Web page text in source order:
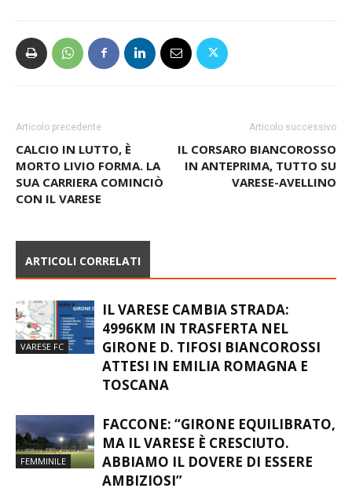
Articolo precedente
CALCIO IN LUTTO, È
MORTO LIVIO FORMA. LA
SUA CARRIERA COMINCIÒ
CON IL VARESE
Articolo successivo
IL CORSARO BIANCOROSSO
IN ANTEPRIMA, TUTTO SU
VARESE-AVELLINO
ARTICOLI CORRELATI
VARESE FC
IL VARESE CAMBIA STRADA:
4996KM IN TRASFERTA NEL
GIRONE D. TIFOSI BIANCOROSSI
ATTESI IN EMILIA ROMAGNA E
TOSCANA
FEMMINILE
FACCONE: “GIRONE EQUILIBRATO,
MA IL VARESE È CRESCIUTO.
ABBIAMO IL DOVERE DI ESSERE
AMBIZIOSI”